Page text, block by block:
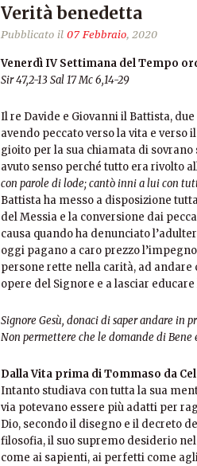
Verità benedetta
Pubblicato il 07 Febbraio, 2020
Venerdì IV Settimana del Tempo
Sir 47,2-13 Sal 17 Mc 6,14-29
Il re Davide e Giovanni il Battista,
avendo peccato verso la vita e verso
gioito per la sua chiamata di
avuto senso perché tutto era rivolto
con parole di lode; cantò inni a lui con
Battista ha messo a disposizione
del Messia e la conversione dai
causa quando ha denunciato
oggi pagano a caro prezzo
persone rette nella carità, ad
opere del Signore e a lasciar
Signore Gesù, donaci di saper andare
Non permettere che le domande di Bene
Dalla Vita prima di Tommaso da
Intanto studiava con tutta la sua
via potevano essere più adatti per
Dio, secondo il disegno e il decreto
filosofia, il suo supremo desiderio
come ai sapienti, ai perfetti come